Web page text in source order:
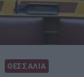
ΘΕΣΣΑΛΙΑ